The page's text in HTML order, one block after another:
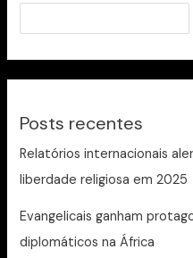
Posts recentes
Relatórios internacionais
liberdade religiosa em 2025
Evangelicais ganham
diplomáticos na África